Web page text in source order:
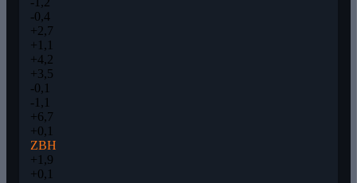
-0,4
+2,7
+1,1
+4,2
+3,5
-0,1
-1,1
+6,7
+0,1
ZBH
+1,9
+0,1